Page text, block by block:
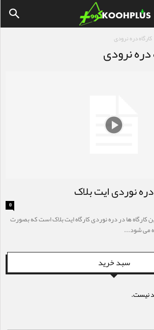
کارگاه دره نرودی
نرودی
نوردی ایت بلاک
0
کارگاه ها در دره نوردی کارگاه ایت بلاک است که بصورت
می شود...
سبد خرید
نیست.